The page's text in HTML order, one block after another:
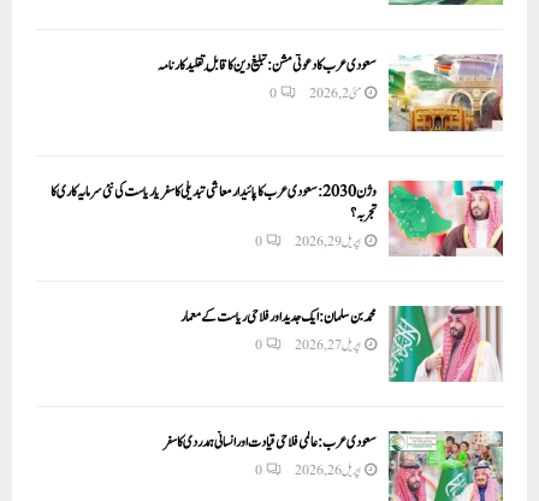
سعودی عرب کا دعوتی مشن: تبلیغ دین کا قابلِ تقلید کارنامہ
مئی 2, 2026 0
وژن 2030:سعودی عرب کا پائیدار معاشی تبدیلی کا سفر یا ریاست کی نئی سرمایہ کاری کا
تجربہ؟
اپریل 29, 2026 0
محمد بن سلمان: ایک جدید اور فلاحی ریاست کے معمار
اپریل 27, 2026 0
سعودی عرب: عالمی فلاحی قیادت اور انسانی ہمدردی کا سفر
اپریل 26, 2026 0